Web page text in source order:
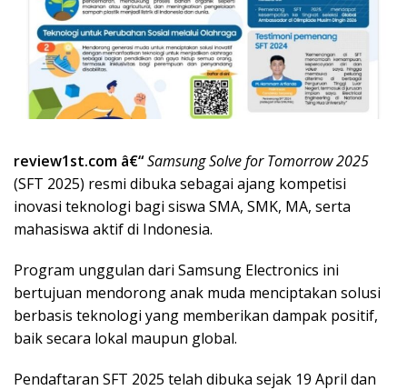
review1st.com â€“Samsung Solve for Tomorrow 2025
(SFT 2025) resmi dibuka sebagai ajang kompetisi
inovasi teknologi bagi siswa SMA, SMK, MA, serta
mahasiswa aktif di Indonesia.
Program unggulan dari Samsung Electronics ini
bertujuan mendorong anak muda menciptakan solusi
berbasis teknologi yang memberikan dampak positif,
baik secara lokal maupun global.
Pendaftaran SFT 2025 telah dibuka sejak 19 April dan